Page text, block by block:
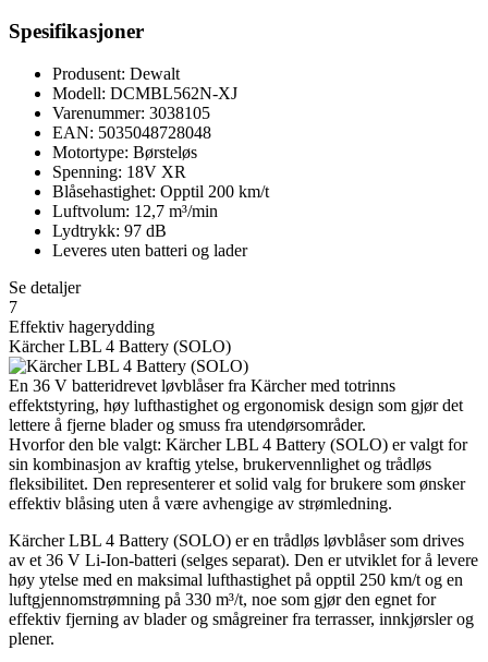
Spesifikasjoner
Produsent: Dewalt
Modell: DCMBL562N-XJ
Varenummer: 3038105
EAN: 5035048728048
Motortype: Børsteløs
Spenning: 18V XR
Blåsehastighet: Opptil 200 km/t
Luftvolum: 12,7 m³/min
Lydtrykk: 97 dB
Leveres uten batteri og lader
Se detaljer
7
Effektiv hagerydding
Kärcher LBL 4 Battery (SOLO)
En 36 V batteridrevet løvblåser fra Kärcher med totrinns
effektstyring, høy lufthastighet og ergonomisk design som gjør det
lettere å fjerne blader og smuss fra utendørsområder.
Hvorfor den ble valgt: Kärcher LBL 4 Battery (SOLO) er valgt for
sin kombinasjon av kraftig ytelse, brukervennlighet og trådløs
fleksibilitet. Den representerer et solid valg for brukere som ønsker
effektiv blåsing uten å være avhengige av strømledning.
Kärcher LBL 4 Battery (SOLO) er en trådløs løvblåser som drives
av et 36 V Li-Ion-batteri (selges separat). Den er utviklet for å levere
høy ytelse med en maksimal lufthastighet på opptil 250 km/t og en
luftgjennomstrømning på 330 m³/t, noe som gjør den egnet for
effektiv fjerning av blader og smågreiner fra terrasser, innkjørsler og
plener.